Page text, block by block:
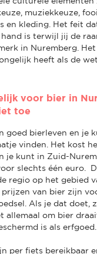
muziekkeuze,
en kleding. Het feit
is terwijl jij de
in Nuremberg.
heeft als de
voor bier in
toe
goed bierleven en je
vinden. Het kost
je kunt in Zuid-
slechts één euro.
regio op het gebied
van bier zijn
Als je dat doet,
allemaal om bier
is als erfgoed.
per fiets bereikbaar